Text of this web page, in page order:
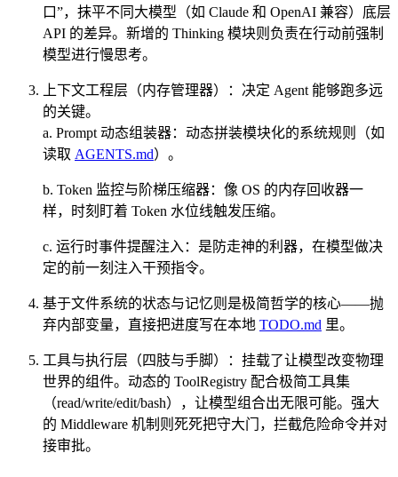
口”，抹平不同大模型（如 Claude 和 OpenAI 兼容）底层
API 的差异。新增的 Thinking 模块则负责在行动前强制
模型进行慢思考。
上下文工程层（内存管理器）：决定 Agent 能够跑多远
的关键。
a. Prompt 动态组装器：动态拼装模块化的系统规则（如
读取 AGENTS.md）。
b. Token 监控与阶梯压缩器：像 OS 的内存回收器一
样，时刻盯着 Token 水位线触发压缩。
c. 运行时事件提醒注入：是防走神的利器，在模型做决
定的前一刻注入干预指令。
基于文件系统的状态与记忆则是极简哲学的核心——抛
弃内部变量，直接把进度写在本地 TODO.md 里。
工具与执行层（四肢与手脚）：挂载了让模型改变物理
世界的组件。动态的 ToolRegistry 配合极简工具集
（read/write/edit/bash），让模型组合出无限可能。强大
的 Middleware 机制则死死把守大门，拦截危险命令并对
接审批。